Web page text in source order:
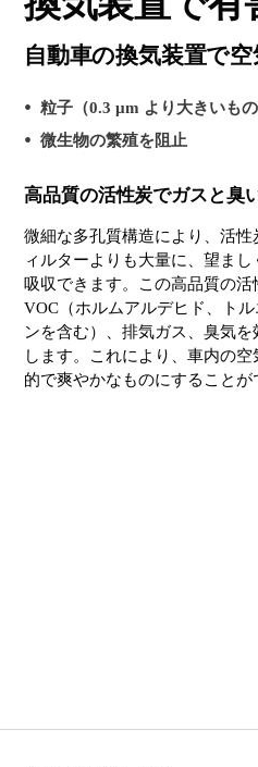
自動車の換気装置で
粒子（0.3 µm より大きいも
微生物の繁殖を阻止
高品質の活性炭でガスと臭
微細な多孔質構造により、活性
ィルターよりも大量に、望まし
吸収できます。この高品質の活
VOC（ホルムアルデヒド、ト
ンを含む）、排気ガス、臭気を
します。これにより、車内の
的で爽やかなものにすることが